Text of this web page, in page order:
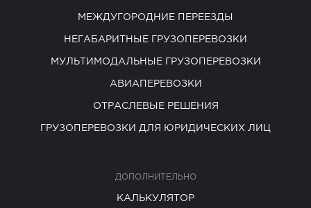
МЕЖДУГОРОДНИЕ ПЕРЕЕЗДЫ
НЕГАБАРИТНЫЕ ГРУЗОПЕРЕВОЗКИ
МУЛЬТИМОДАЛЬНЫЕ ГРУЗОПЕРЕВОЗКИ
АВИАПЕРЕВОЗКИ
ОТРАСЛЕВЫЕ РЕШЕНИЯ
ГРУЗОПЕРЕВОЗКИ ДЛЯ ЮРИДИЧЕСКИХ ЛИЦ
ДОПОЛНИТЕЛЬНО
КАЛЬКУЛЯТОР